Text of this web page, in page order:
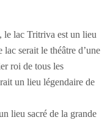
le lac Tritriva est un lieu
serait le théâtre d’une
roi de tous les
un lieu légendaire de
lieu sacré de la grande